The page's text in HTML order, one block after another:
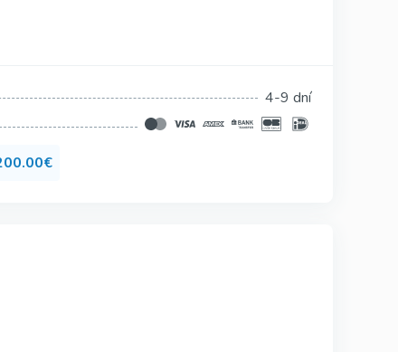
Tadapox
Tadalis Sx
4-9 dní